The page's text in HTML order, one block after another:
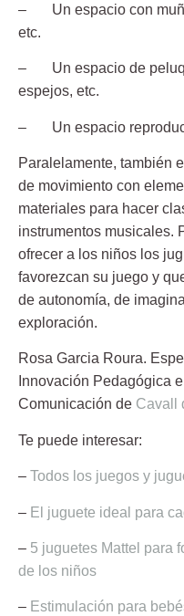
– Un espacio con
etc.
– Un espacio de
espejos, etc.
– Un espacio
Paralelamente, también
de movimiento con
materiales para hacer
instrumentos musicales.
ofrecer a los niños los
favorezcan su juego y
de autonomía, de
exploración.
Rosa Garcia Roura.
Innovación Pedagógica
Comunicación de Cavall
Te puede interesar:
– Todos los juegos y
– El juguete ideal para
– 5 juguetes Mattel para
de los niños
– Estimulación para